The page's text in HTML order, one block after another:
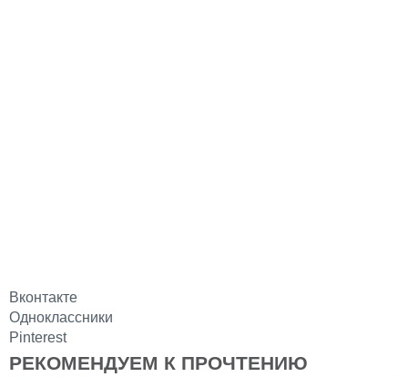
Вконтакте
Одноклассники
Pinterest
РЕКОМЕНДУЕМ К ПРОЧТЕНИЮ